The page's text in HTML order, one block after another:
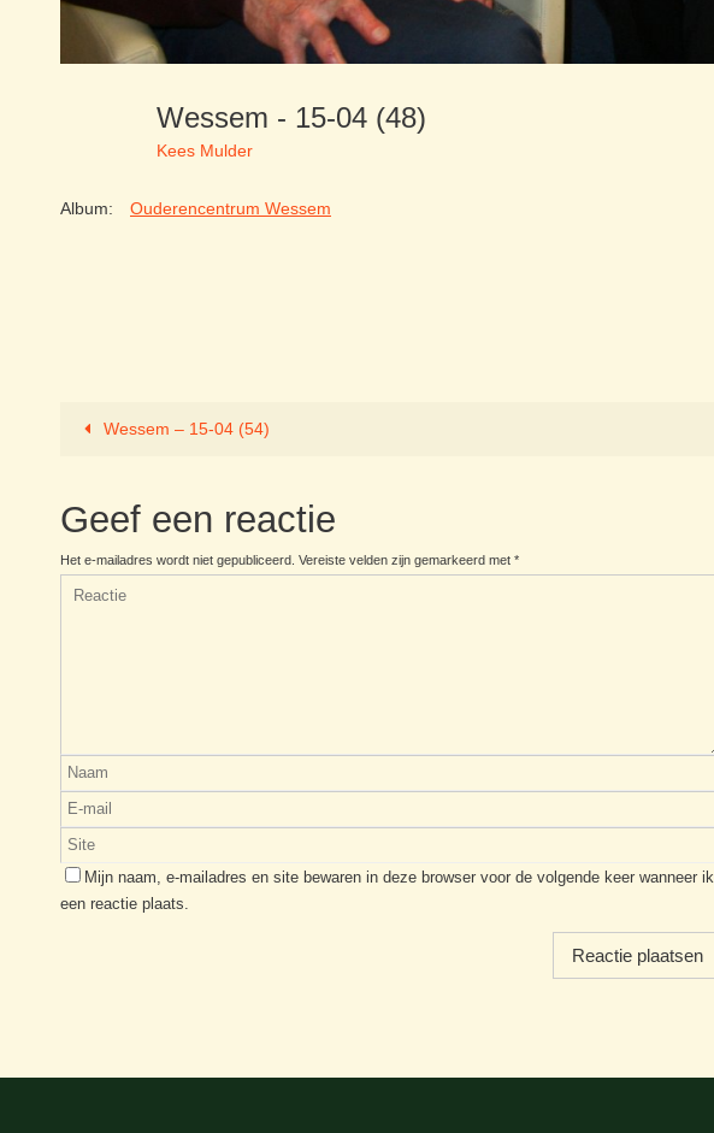
Wessem - 15-04 (48)
Kees Mulder
Album: Ouderencentrum Wessem
Wessem – 15-04 (54)
Geef een reactie
Het e-mailadres wordt niet gepubliceerd. Vereiste velden zijn gemarkeerd met *
Mijn naam, e-mailadres en site bewaren in deze browser voor de volgende keer wanneer ik
een reactie plaats.